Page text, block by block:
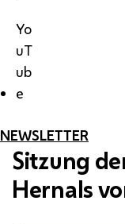
Yo
uT
ub
e
NEWSLETTER
Sitzung
Hernals